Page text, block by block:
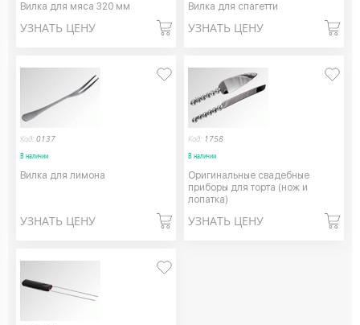
Вилка для мяса 320 мм
УЗНАТЬ ЦЕНУ
Вилка для спагетти
УЗНАТЬ ЦЕНУ
Код: 0137
В наличии
Вилка для лимона
УЗНАТЬ ЦЕНУ
Код: 1758
В наличии
Оригинальные свадебные
приборы для торта (нож и
лопатка)
УЗНАТЬ ЦЕНУ